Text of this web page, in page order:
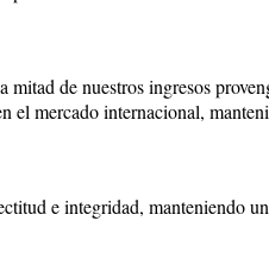
mitad de nuestros ingresos
el mercado internacional,
e integridad, manteniendo